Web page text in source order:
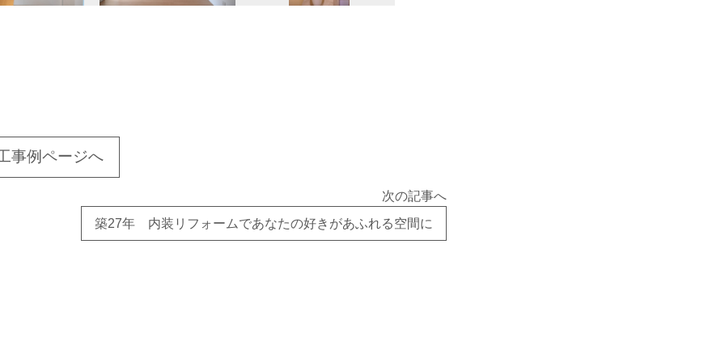
事例ページへ
次の記事へ
築27年 内装リフォームであなたの好きがあふれる空間に